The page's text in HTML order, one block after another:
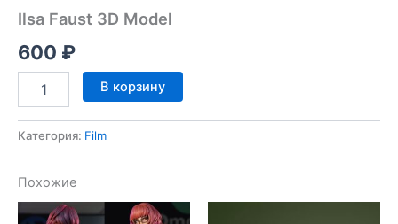
Ilsa Faust 3D Model
600 ₽
Количество
товара
Faust
В корзину
Категория: Film
Похожие